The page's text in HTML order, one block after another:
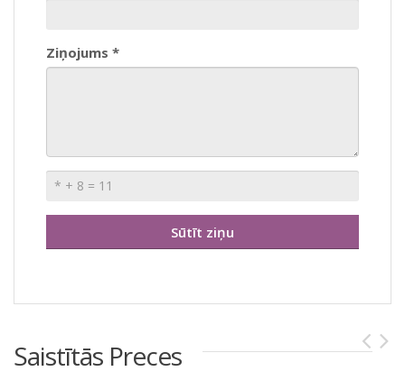
Ziņojums *
Saistītās Preces